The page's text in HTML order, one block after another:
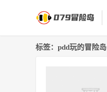
标签：pdd玩的冒险岛